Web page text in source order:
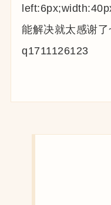
能解决就太感谢
q1711126123